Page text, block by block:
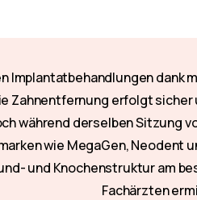
Implantatbehandlungen
Zahnentfernung erfolgt
während derselben Sitzung
wie MegaGen, Neodent
und Knochenstruktur am
Fachärzten